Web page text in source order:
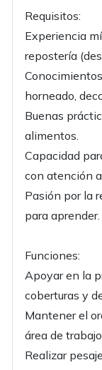
Requisitos:
Experiencia
repostería
horneado,
Buenas
alimentos.
Capacidad
con atención
Pasión por la
para aprender.
Funciones:
Apoyar en la
coberturas y
Mantener el
área de
Realizar